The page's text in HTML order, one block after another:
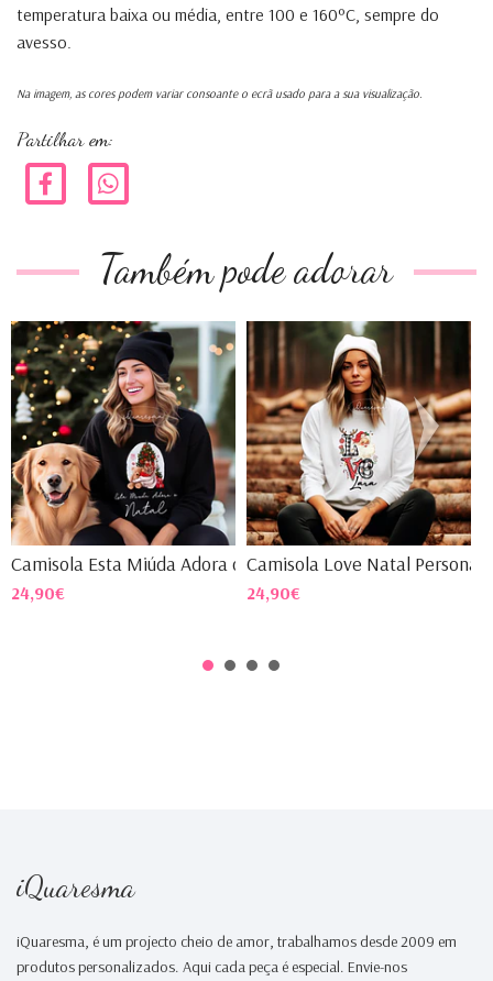
temperatura baixa ou média, entre 100 e 160ºC, sempre do
avesso.
Na imagem, as cores podem variar consoante o ecrã usado para a sua visualização.
Partilhar em:
Também pode adorar
Camisola Esta Miúda Adora o...
24,90€
Camisola Love Natal Persona...
24,90€
iQuaresma
iQuaresma, é um projecto cheio de amor, trabalhamos desde 2009 em
produtos personalizados. Aqui cada peça é especial. Envie-nos